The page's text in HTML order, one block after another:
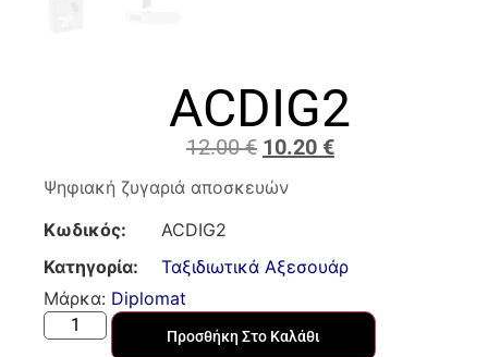
ACDIG2
12.00€ 10.20 €
Ψηφιακή ζυγαριά αποσκευών
Κωδικός:
ACDIG2
Κατηγορία:
Ταξιδιωτικά Αξεσουάρ
Μάρκα: Diplomat
Προσθήκη Στο Καλάθι